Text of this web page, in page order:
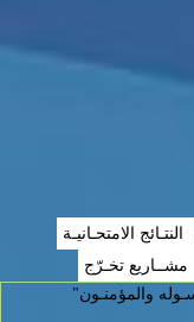
النتـائج الامتحـانيـة
مشــاريع تخـرّج
والمؤمنـون"